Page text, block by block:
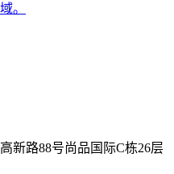
。
新路88号尚品国际C栋26层